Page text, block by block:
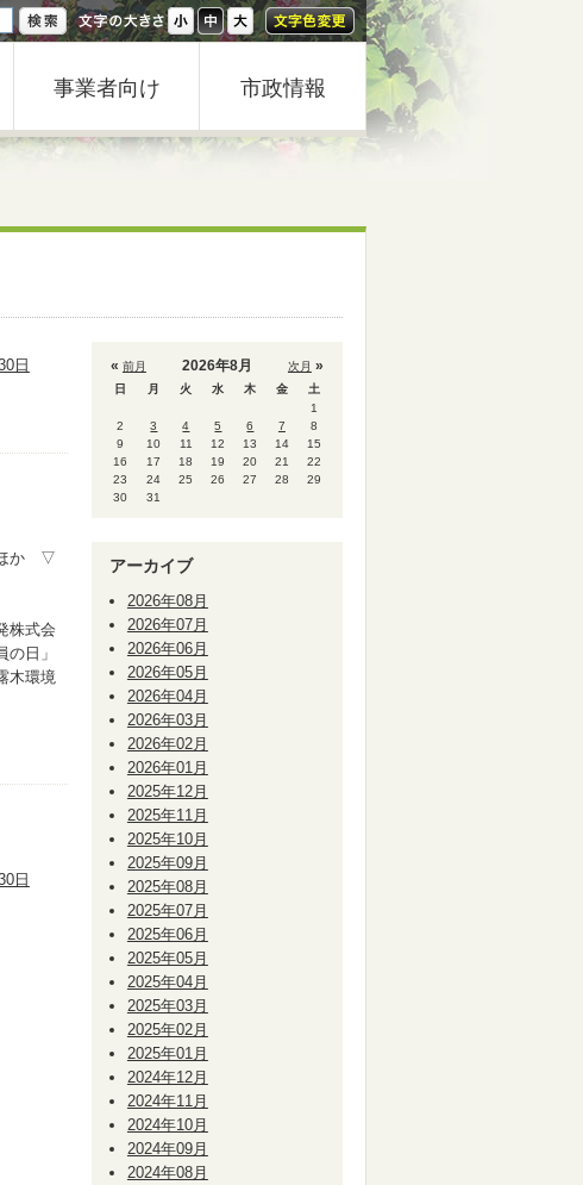
事業者向け 市政情報
日
ほか ▽
式会
日」
木環境
日
« 前月 次月 »
2026年8月
日 月 火 水 木 金
土
1
2
3 4 5 6 7
8
9
10 11 12 13 14
15
16
17 18 19 20 21
22
23
24 25 26 27 28
29
30
31
アーカイブ
2026年08月
2026年07月
2026年06月
2026年05月
2026年04月
2026年03月
2026年02月
2026年01月
2025年12月
2025年11月
2025年10月
2025年09月
2025年08月
2025年07月
2025年06月
2025年05月
2025年04月
2025年03月
2025年02月
2025年01月
2024年12月
2024年11月
2024年10月
2024年09月
2024年08月